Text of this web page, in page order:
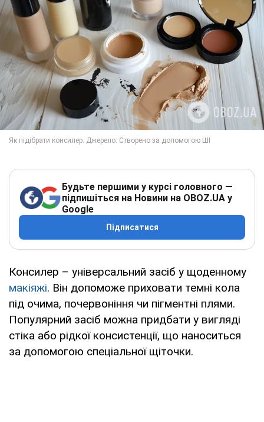
Будьте першими у курсі головного —
підпишіться на Новини на OBOZ.UA у
Google
Підписатися
Консилер – універсальний засіб у щоденному
макіяжі. Він допоможе приховати темні кола
під очима, почервоніння чи пігментні плями.
Популярний засіб можна придбати у вигляді
стіка або рідкої консистенції, що наноситься
за допомогою спеціальної щіточки.